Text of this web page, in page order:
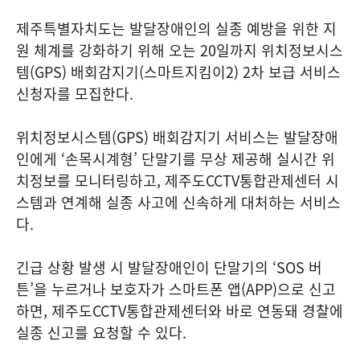
제주특별자치도는 발달장애인의 실종 예방을 위한 지
원 체계를 강화하기 위해 오는 20일까지 위치정보시스
템(GPS) 배회감지기(스마트지킴이2) 2차 보급 서비스
신청자를 모집한다.
위치정보시스템(GPS) 배회감지기 서비스는 발달장애
인에게 ‘손목시계형’ 단말기를 무상 제공해 실시간 위
치정보를 모니터링하고, 제주도CCTV통합관제센터 시
스템과 연계해 실종 사고에 신속하게 대처하는 서비스
다.
긴급 상황 발생 시 발달장애인이 단말기의 ‘SOS 버
튼’을 누르거나 보호자가 스마트폰 앱(APP)으로 신고
하면, 제주도CCTV통합관제센터와 바로 연동돼 경찰에
실종 신고를 요청할 수 있다.